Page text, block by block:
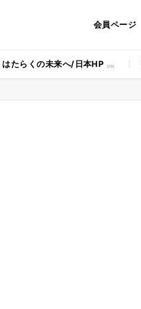
会員ページ
はたらくの未来へ/日本HP